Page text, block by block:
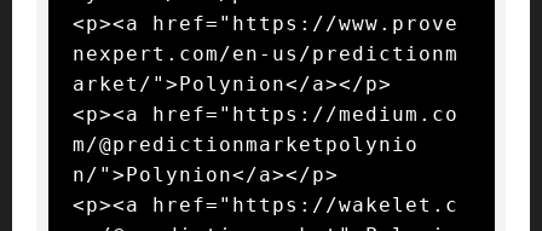
<p><a href="https://www.prove
nexpert.com/en-us/predictionm
arket/">Polynion</a></p>
<p><a href="https://medium.co
m/@predictionmarketpolynio
n/">Polynion</a></p>
<p><a href="https://wakelet.c